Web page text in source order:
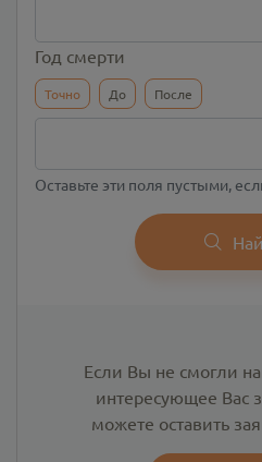
Год смерти
Точно До После
Оставьте эти поля пустыми,
Если Вы не смогли
интересующее Вас
можете оставить